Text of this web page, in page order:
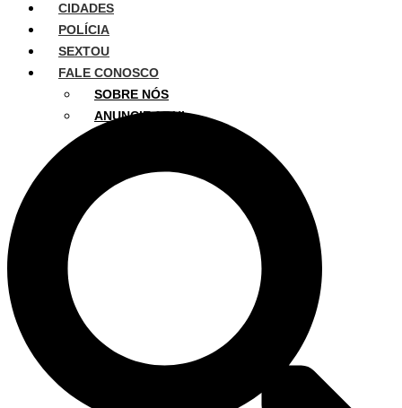
CIDADES
POLÍCIA
SEXTOU
FALE CONOSCO
SOBRE NÓS
ANUNCIE AQUI